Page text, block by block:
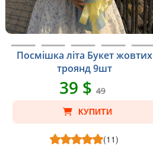
Посмішка літа Букет жовтих
троянд 9шт
39 $49
КУПИТИ
(11)